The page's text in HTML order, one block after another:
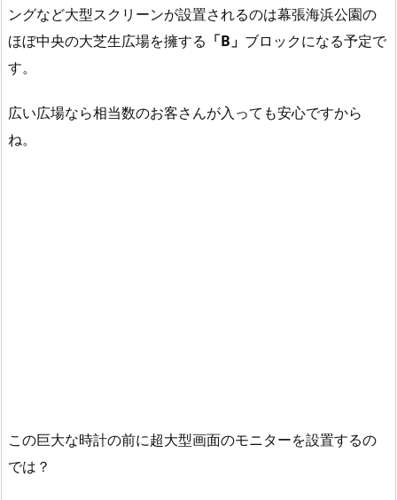
ングなど大型スクリーンが設置されるのは幕張海浜公園の
ほぼ中央の大芝生広場を擁する 「B」 ブロックになる予定で
す。
広い広場なら相当数のお客さんが入っても安心ですから
ね。
この巨大な時計の前に超大型画面のモニターを設置するの
では？